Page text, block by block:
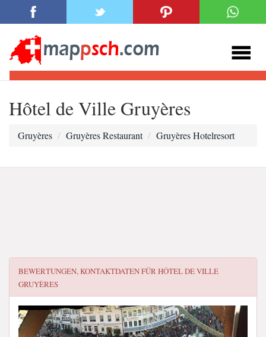
Hôtel de Ville Gruyères
Gruyères Gruyères Restaurant Gruyères Hotelresort
BEWERTUNGEN, KONTAKTDATEN FÜRHÔTEL DE VILLE
GRUYÈRES